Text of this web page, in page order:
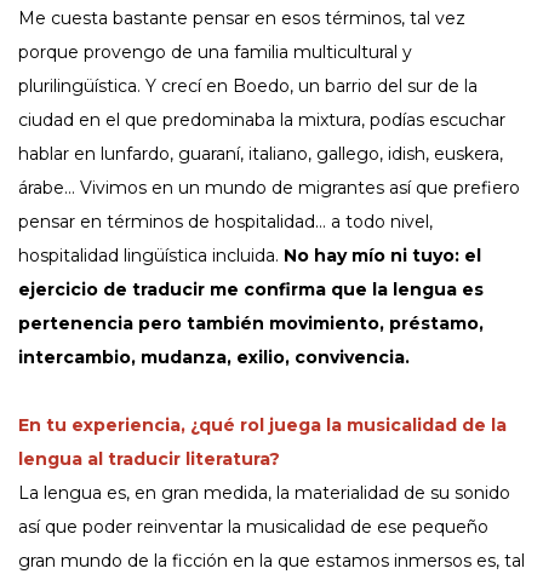
Me cuesta bastante pensar en esos términos, tal vez
porque provengo de una familia multicultural y
plurilingüística. Y crecí en Boedo, un barrio del sur de la
ciudad en el que predominaba la mixtura, podías escuchar
hablar en lunfardo, guaraní, italiano, gallego, idish, euskera,
árabe… Vivimos en un mundo de migrantes así que prefiero
pensar en términos de hospitalidad… a todo nivel,
hospitalidad lingüística incluida. No hay mío ni tuyo: el
ejercicio de traducir me confirma que la lengua es
pertenencia pero también movimiento, préstamo,
intercambio, mudanza, exilio, convivencia.
En tu experiencia, ¿qué rol juega la musicalidad de la
lengua al traducir literatura?
La lengua es, en gran medida, la materialidad de su sonido
así que poder reinventar la musicalidad de ese pequeño
gran mundo de la ficción en la que estamos inmersos es, tal